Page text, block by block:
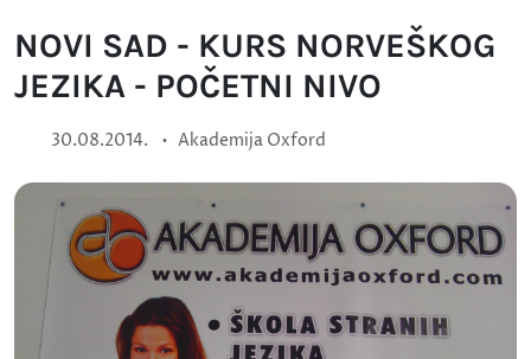
NOVI SAD - KURS NORVEŠKOG
JEZIKA - POČETNI NIVO
30.08.2014. • Akademija Oxford